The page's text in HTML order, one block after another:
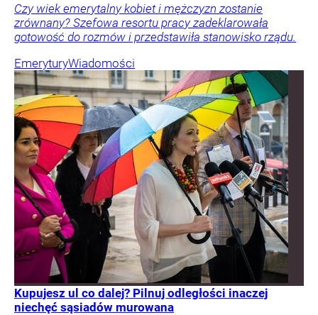
Czy wiek emerytalny kobiet i mężczyzn zostanie
zrównany? Szefowa resortu pracy zadeklarowała
gotowość do rozmów i przedstawiła stanowisko rządu.
EmeryturyWiadomości
Kupujesz ul co dalej? Pilnuj odległości inaczej
niechęć sąsiadów murowana